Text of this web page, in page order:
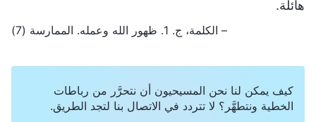
هائلة.
– الكلمة، ج. 1. ظهور الله وعمله. الممارسة (7)
كيف يمكن لنا نحن المسيحيون أن نتحرَّر من رباطات
الخطية ونتطهَّر؟ لا تتردد في الاتصال بنا لتجد الطريق.